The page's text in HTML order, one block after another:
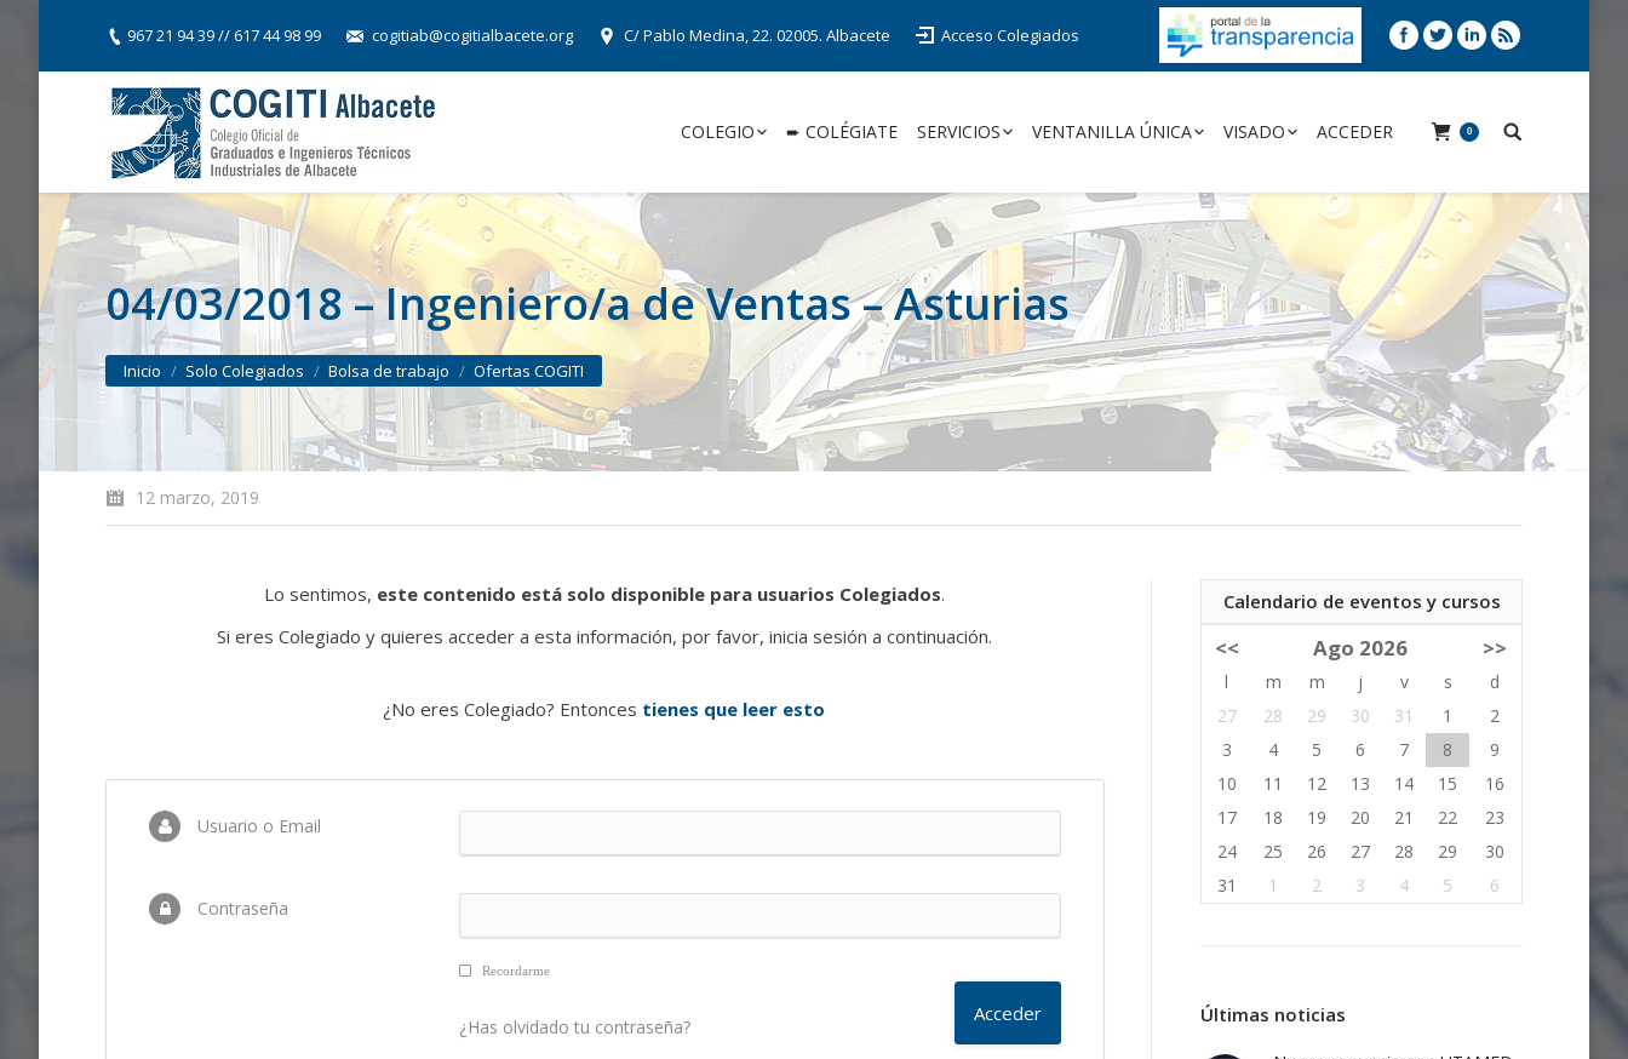
967 21 94 39 // 617 44 98 99 cogitiab@cogitialbacete.org C/ Pablo Medina, 22. 02005. Albacete Acceso Colegiados
COLEGIO ➨ COLÉGIATE SERVICIOS VENTANILLA ÚNICA VISADO ACCEDER 0
04/03/2018 – Ingeniero/a de Ventas – Asturias
You are here:
Inicio Solo Colegiados Bolsa de trabajo Ofertas COGITI
12 marzo, 2019
Lo sentimos, este contenido está solo disponible para usuarios Colegiados.
Si eres Colegiado y quieres acceder a esta información, por favor, inicia sesión a continuación.
¿No eres Colegiado? Entonces tienes que leer esto
Usuario o Email
Contraseña
Recordarme
¿Has olvidado tu contraseña?
Calendario de eventos y cursos
<< Ago 2026 >>
l m m j v s
d
27
28 29 30 31 1
2
3
4 5 6 7 8
9
10
11 12 13 14 15
16
17
18 19 20 21 22
23
24
25 26 27 28 29
30
31
1 2 3 4 5 6
Últimas noticias